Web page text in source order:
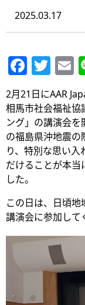
2025.03.17
2月21日にAAR
相馬市社会福祉協
ング」の講演会
の福島県沖地震の
り、特別な思い
だけることが本当
した。
この日は、日頃
講演会に参加して